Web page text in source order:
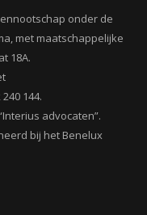
onder de
met maatschappelijke
18A.
144.
advocaten”.
bij het Benelux